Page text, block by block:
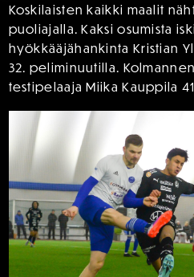
Koskilaisten kaikki maalit
puoliajalla. Kaksi osumista
hyökkääjähankinta Kristian
32. peliminuutilla.
testipelaaja Miika Kauppila